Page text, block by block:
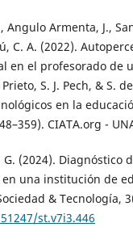
Angulo Armenta, J.,
C. A. (2022).
en el profesorado de
S. J. Pech, & S.
en la
CIATA.org -
G. (2024). Diagnóstico
una institución de
& Tecnología,
st.v7i3.446